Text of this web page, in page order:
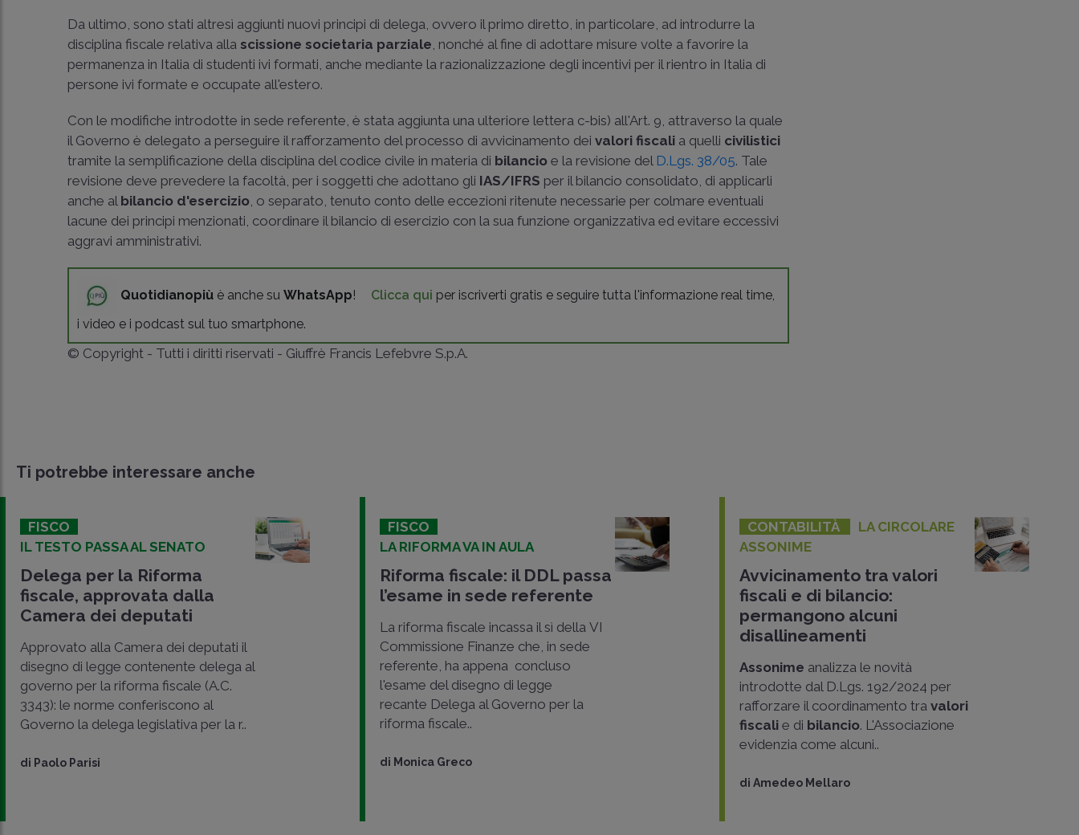
CONDIVIDI
SU
Da ultimo, sono stati altresì aggiunti nuovi principi di delega, ovvero il primo diretto, in particolare, ad introdurre la
disciplina fiscale relativa alla scissione societaria parziale, nonché al fine di adottare misure volte a favorire la
permanenza in Italia di studenti ivi formati, anche mediante la razionalizzazione degli incentivi per il rientro in Italia di
persone ivi formate e occupate all'estero.
Con le modifiche introdotte in sede referente, è stata aggiunta una ulteriore lettera c-bis) all'Art. 9, attraverso la quale
il Governo è delegato a perseguire il rafforzamento del processo di avvicinamento deivalori fiscali a quelli civilistici
tramite la semplificazione della disciplina del codice civile in materia di bilancio e la revisione del D.Lgs. 38/05. Tale
revisione deve prevedere la facoltà, per i soggetti che adottano gli IAS/IFRS per il bilancio consolidato, di applicarli
anche al bilancio d'esercizio, o separato, tenuto conto delle eccezioni ritenute necessarie per colmare eventuali
lacune dei principi menzionati, coordinare il bilancio di esercizio con la sua funzione organizzativa ed evitare eccessivi
aggravi amministrativi.
Quotidianopiù è anche suWhatsApp! Clicca qui per iscriverti gratis e seguire tutta l'informazione real time,
i video e i podcast sul tuo smartphone.
© Copyright - Tutti i diritti riservati - Giuffrè Francis Lefebvre S.p.A.
Ti potrebbe interessare anche
FISCO
IL TESTO PASSA AL SENATO
Delega per la Riforma
fiscale, approvata dalla
Camera dei deputati
Approvato alla Camera dei deputati il
disegno di legge contenente delega al
governo per la riforma fiscale (A.C.
3343): le norme conferiscono al
Governo la delega legislativa per la r..
di Paolo Parisi
FISCO
LA RIFORMA VA IN AULA
Riforma fiscale: il DDL passa
l’esame in sede referente
La riforma fiscale incassa il sì della VI
Commissione Finanze che, in sede
referente, ha appena concluso
l'esame del disegno di legge
recante Delega al Governo per la
riforma fiscale..
di Monica Greco
CONTABILITÀ
LA CIRCOLARE
ASSONIME
Avvicinamento tra valori
fiscali e di bilancio:
permangono alcuni
disallineamenti
Assonime analizza le novità
introdotte dal D.Lgs. 192/2024 per
rafforzare il coordinamento tra valori
fiscali e di bilancio. L'Associazione
evidenzia come alcuni..
di Amedeo Mellaro